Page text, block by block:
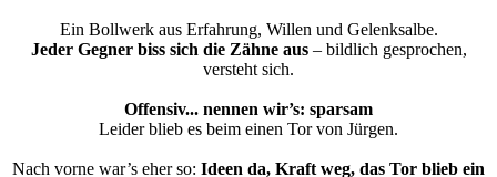
Ein Bollwerk aus Erfahrung, Willen und Gelenksalbe.
Jeder Gegner biss sich die Zähne aus– bildlich gesprochen,
versteht sich.
Offensiv... nennen wir’s: sparsam
Leider blieb es beim einen Tor von Jürgen.
Nach vorne war’s eher so: Ideen da, Kraft weg, das Tor blieb ein